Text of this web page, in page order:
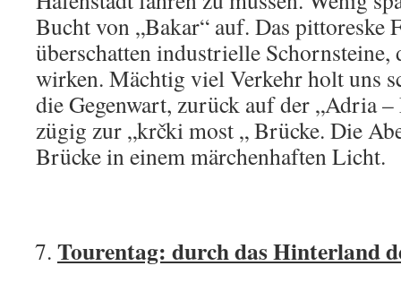
Bucht von „Bakar“ auf. Das pittoreske
überschatten industrielle Schornsteine,
wirken. Mächtig viel Verkehr holt uns
die Gegenwart, zurück auf der „Adria
zügig zur „krčki most „ Brücke. Die
Brücke in einem märchenhaften Licht.
Tourentag: durch das Hinterland